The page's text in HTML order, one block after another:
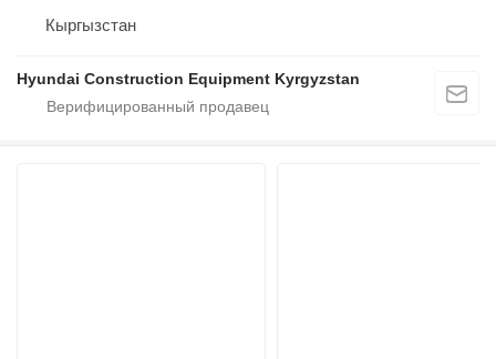
Кыргызстан
Hyundai Construction Equipment Kyrgyzstan